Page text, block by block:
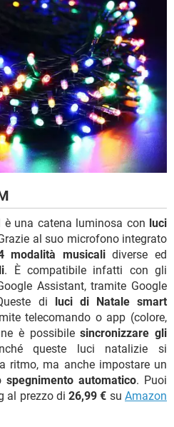
è una catena luminosa con luci
al suo microfono integrato
modalità musicalidiverse ed
. È compatibile infatti con gli
Assistant, tramite Google
di luci di Natale smart
telecomando o app (colore,
è possibilesincronizzare gli
queste luci natalizie si
ritmo, ma anche impostare un
spegnimento automatico. Puoi
al prezzo di26,99 € suAmazon